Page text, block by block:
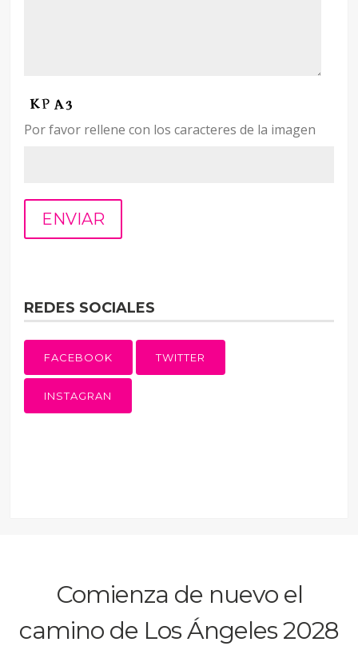
Por favor rellene con los caracteres de la imagen
REDES SOCIALES
FACEBOOK TWITTER
INSTAGRAN
Comienza de nuevo el
camino de Los Ángeles 2028